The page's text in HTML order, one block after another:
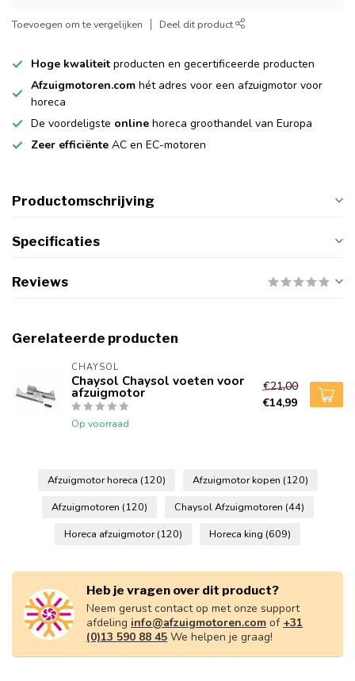
Toevoegen om te vergelijken Deel dit product
Hoge kwaliteit producten en gecertificeerde producten
Afzuigmotoren.com hét adres voor een afzuigmotor voor
horeca
De voordeligste online horeca groothandel van Europa
Zeer efficiënte AC en EC-motoren
Productomschrijving
Specificaties
Reviews
Gerelateerde producten
CHAYSOL
Chaysol Chaysol voeten voor
afzuigmotor
Op voorraad
€21,00
€14,99
Afzuigmotor horeca (120) Afzuigmotor kopen (120)
Afzuigmotoren (120) Chaysol Afzuigmotoren (44)
Horeca afzuigmotor(120) Horeca king (609)
Heb je vragen over dit product?
Neem gerust contact op met onze support
afdeling info@afzuigmotoren.com of +31
(0)13 590 88 45 We helpen je graag!